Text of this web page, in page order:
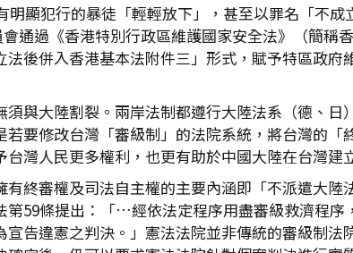
顯犯行的暴徒「輕輕放下」，甚至以罪名「不
通過《香港特別行政區維護國家安全法》（簡稱
後併入香港基本法附件三」形式，賦予特區政府
與大陸割裂。兩岸法制都遵行大陸法系（德、日
要修改台灣「審級制」的法院系統，將台灣的「
灣人民更多權利，也更有助於中國大陸在台灣建
終審權及司法自主權的主要內涵即「不派遣大陸
59條提出：「…經依法定程序用盡審級救濟程序
告違憲之判決。」憲法法院並非傳統的審級制法